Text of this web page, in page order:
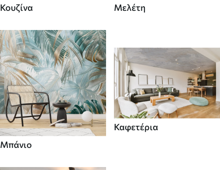
Κουζίνα Μελέτη
Μπάνιο
Καφετέρια